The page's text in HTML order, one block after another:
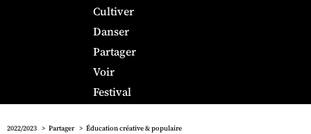
Cultiver
Danser
Partager
Voir
Festival
2022/2023 Partager Éducation créative & populaire